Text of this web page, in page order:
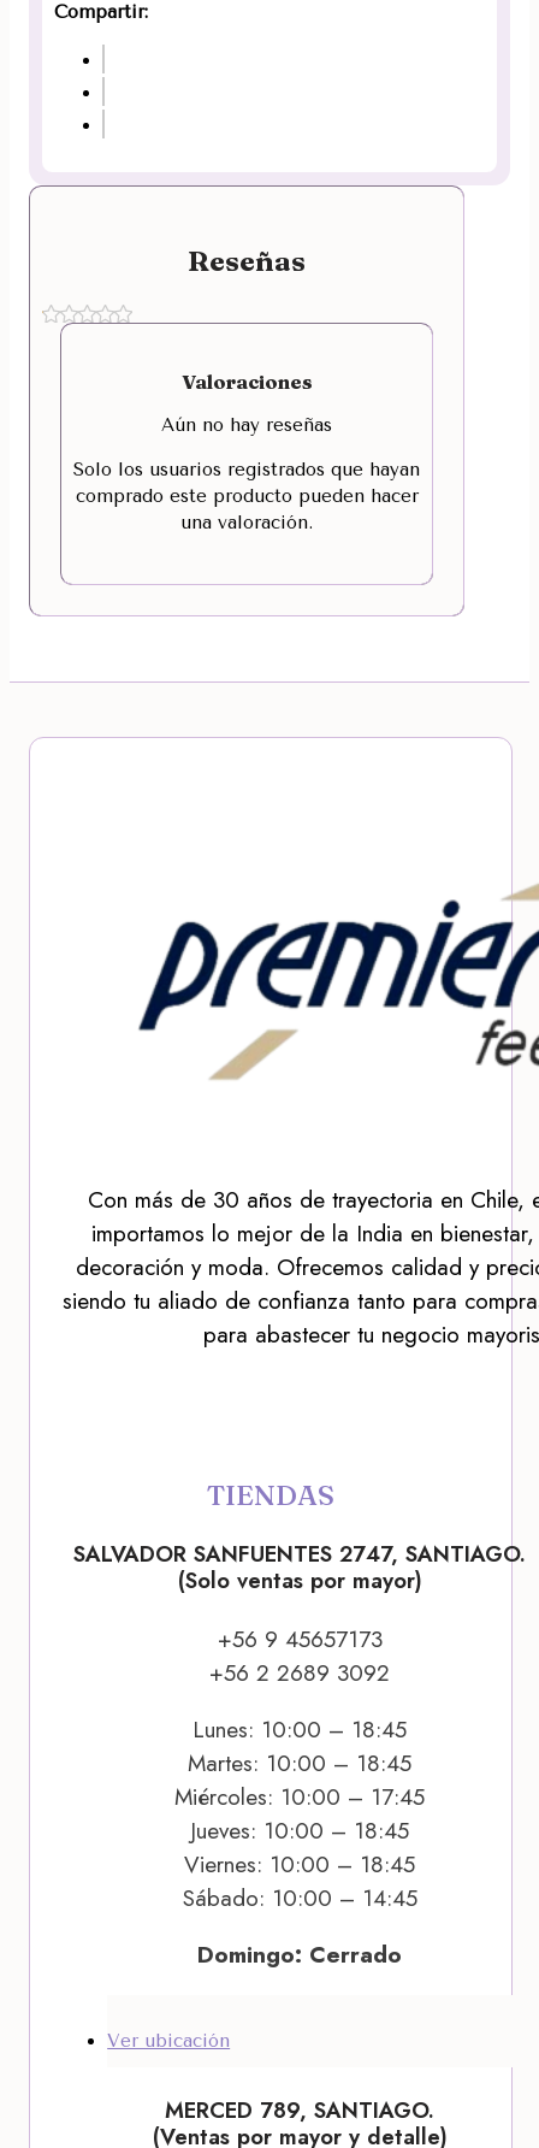
Compartir:
Reseñas
Valoraciones
Aún no hay reseñas
Solo los usuarios registrados que hayan
comprado este producto pueden hacer
una valoración.
Con más de 30 años de trayectoria en Chile,
importamos lo mejor de la India en
decoración y moda. Ofrecemos calidad y
siendo tu aliado de confianza tanto para
para abastecer tu negocio
TIENDAS
SALVADOR SANFUENTES 2747, SANTIAGO.
(Solo ventas por mayor)
+56 9 45657173
+56 2 2689 3092
Lunes: 10:00 – 18:45
Martes: 10:00 – 18:45
Miércoles: 10:00 – 17:45
Jueves: 10:00 – 18:45
Viernes: 10:00 – 18:45
Sábado: 10:00 – 14:45
Domingo: Cerrado
Ver ubicación
MERCED 789, SANTIAGO.
(Ventas por mayor y detalle)